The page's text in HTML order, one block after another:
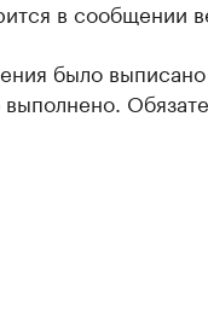
в сообщении
было